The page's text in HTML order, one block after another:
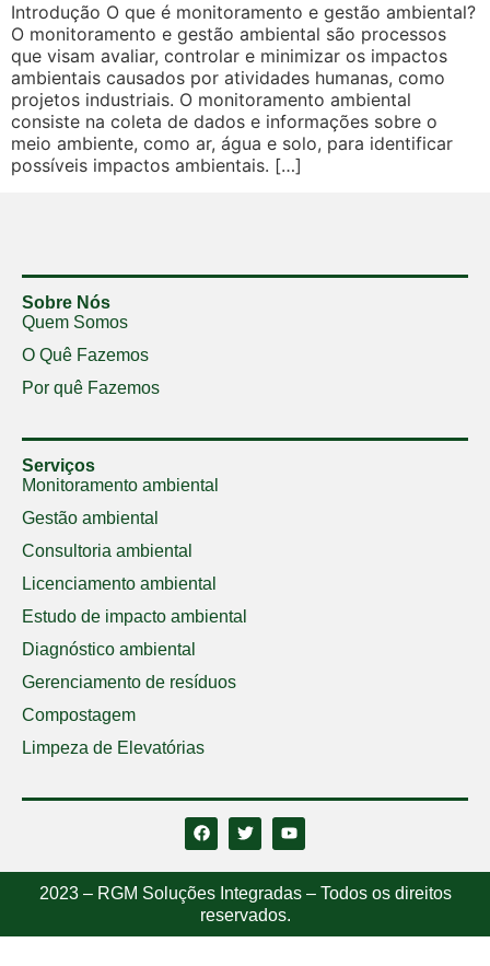
Introdução O que é monitoramento e gestão ambiental?
O monitoramento e gestão ambiental são processos
que visam avaliar, controlar e minimizar os impactos
ambientais causados por atividades humanas, como
projetos industriais. O monitoramento ambiental
consiste na coleta de dados e informações sobre o
meio ambiente, como ar, água e solo, para identificar
possíveis impactos ambientais. […]
Sobre Nós
Quem Somos
O Quê Fazemos
Por quê Fazemos
Serviços
Monitoramento ambiental
Gestão ambiental
Consultoria ambiental
Licenciamento ambiental
Estudo de impacto ambiental
Diagnóstico ambiental
Gerenciamento de resíduos
Compostagem
Limpeza de Elevatórias
2023 – RGM Soluções Integradas – Todos os direitos
reservados.